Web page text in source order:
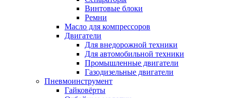
Винтовые блоки
Ремни
Масло для компрессоров
Двигатели
Для внедорожной техники
Для автомобильной техники
Промышленные двигатели
Газодизельные двигатели
Пневмоинструмент
Гайковёрты